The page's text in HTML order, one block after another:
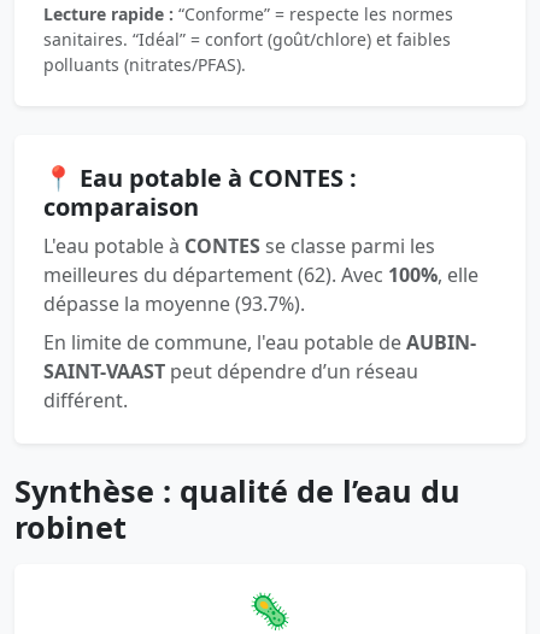
Lecture rapide : “Conforme” = respecte les normes
sanitaires. “Idéal” = confort (goût/chlore) et faibles
polluants (nitrates/PFAS).
📍 Eau potable à CONTES :
comparaison
L'eau potable à CONTESse classe parmi les
meilleures du département (62). Avec 100%, elle
dépasse la moyenne (93.7%).
En limite de commune, l'eau potable deAUBIN-
SAINT-VAAST peut dépendre d’un réseau
différent.
Synthèse : qualité de l’eau du
robinet
🦠